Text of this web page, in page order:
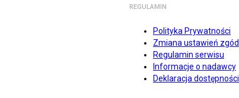
REGULAMIN
Polityka Prywatności
Zmiana ustawień zgód
Regulamin serwisu
Informacje o nadawcy
Deklaracja dostępności